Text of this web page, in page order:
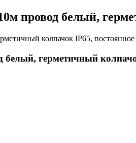
провод белый,
герметичный